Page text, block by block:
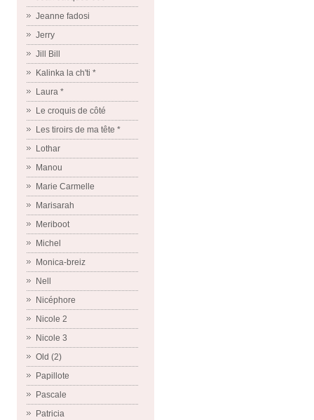
Jeanne fadosi
Jerry
Jill Bill
Kalinka la ch'ti *
Laura *
Le croquis de côté
Les tiroirs de ma tête *
Lothar
Manou
Marie Carmelle
Marisarah
Meriboot
Michel
Monica-breiz
Nell
Nicéphore
Nicole 2
Nicole 3
Old (2)
Papillote
Pascale
Patricia